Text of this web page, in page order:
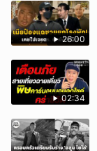
26:00
02:34